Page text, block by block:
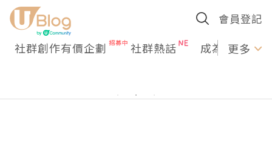
會員登記
社群創作有價企劃 社群熱話 成為U更多